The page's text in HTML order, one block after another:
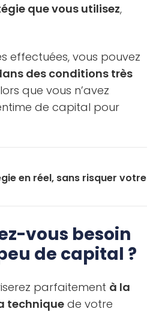
que vous utilisez,
effectuées, vous pouvez
des conditions très
que vous n’avez
de capital pour
en réel, sans risquer votre
vous besoin
de capital ?
parfaitement à la
technique de votre